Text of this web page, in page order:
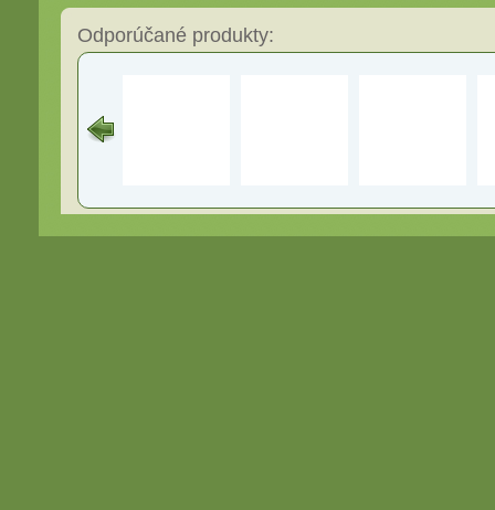
Odporúčané produkty: